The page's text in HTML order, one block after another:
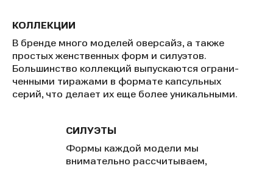
КОЛЛЕКЦИИ
В бренде много моделей оверсайз, а также
простых женственных форм и силуэтов.
Большинство коллекций выпускаются ограни-
ченными тиражами в формате капсульных
серий, что делает их еще более уникальными.
СИЛУЭТЫ
Формы каждой модели мы
внимательно рассчитываем,